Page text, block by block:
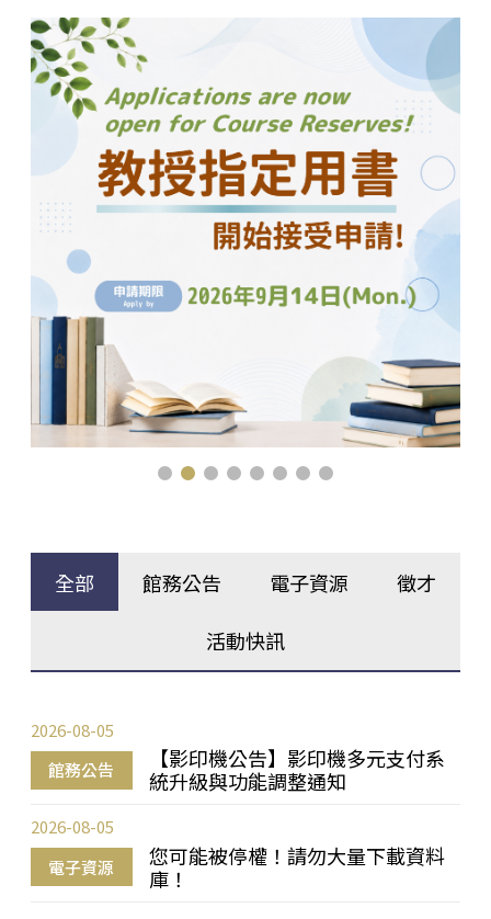
全部 館務公告 電子資源 徵才
活動快訊
館務公告
【影印機公告】影印機多元支付系
統升級與功能調整通知
2026-08-05
電子資源
您可能被停權！請勿大量下載資料
庫！
2026-08-05